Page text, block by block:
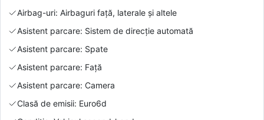
Airbag-uri: Airbaguri față, laterale și altele
Asistent parcare: Sistem de direcție automată
Asistent parcare: Spate
Asistent parcare: Față
Asistent parcare: Camera
Clasă de emisii: Euro6d